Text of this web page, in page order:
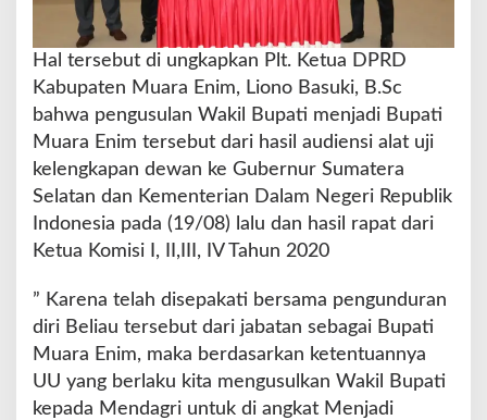
Hal tersebut di ungkapkan Plt. Ketua DPRD
Kabupaten Muara Enim, Liono Basuki, B.Sc
bahwa pengusulan Wakil Bupati menjadi Bupati
Muara Enim tersebut dari hasil audiensi alat uji
kelengkapan dewan ke Gubernur Sumatera
Selatan dan Kementerian Dalam Negeri Republik
Indonesia pada (19/08) lalu dan hasil rapat dari
Ketua Komisi I, II,III, IV Tahun 2020
” Karena telah disepakati bersama pengunduran
diri Beliau tersebut dari jabatan sebagai Bupati
Muara Enim, maka berdasarkan ketentuannya
UU yang berlaku kita mengusulkan Wakil Bupati
kepada Mendagri untuk di angkat Menjadi